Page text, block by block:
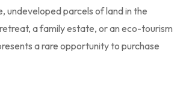
undeveloped parcels of land in the
a family estate, or an eco-tourism
a rare opportunity to purchase